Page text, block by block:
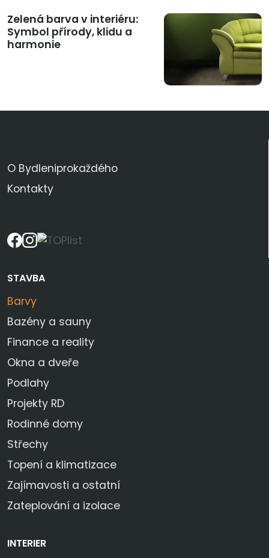
Zelená barva v interiéru:
Symbol přírody, klidu a
harmonie
O Bydleniprokaždého
Kontakty
STAVBA
Barvy
Bazény a sauny
Finance a reality
Okna a dveře
Podlahy
Projekty RD
Rodinné domy
Střechy
Topení a klimatizace
Zajímavosti a ostatní
Zateplování a izolace
INTERIER